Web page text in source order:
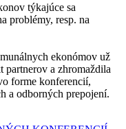
týkajúce sa
problémy, resp. na
ekonómov už
partnerov a zhromaždila
forme konferencií,
a odborných prepojení.